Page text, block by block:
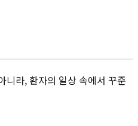
니라, 환자의 일상 속에서 꾸준